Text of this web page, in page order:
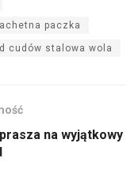
paczka
cudów stalowa wola
na wyjątkowy